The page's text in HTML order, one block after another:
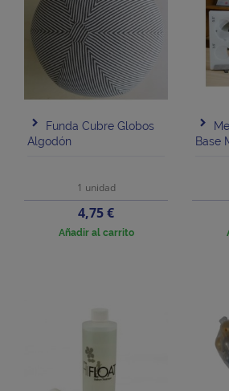
Funda Cubre Globos
Algodón
1 unidad
Precio
4,75 €
Añadir al carrito
Base